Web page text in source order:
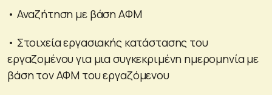
• Αναζήτηση με βάση ΑΦΜ
• Στοιχεία εργασιακής κατάστασης του
εργαζομένου για μια συγκεκριμένη ημερομηνία με
βάση τον ΑΦΜ του εργαζόμενου